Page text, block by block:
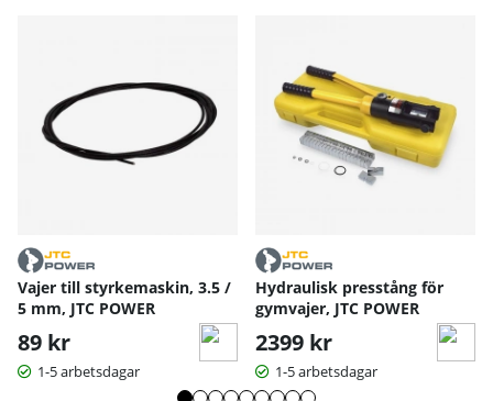
Vajer till styrkemaskin, 3.5 /
5 mm, JTC POWER
89 kr
1-5 arbetsdagar
Hydraulisk presstång för
gymvajer, JTC POWER
2399 kr
1-5 arbetsdagar